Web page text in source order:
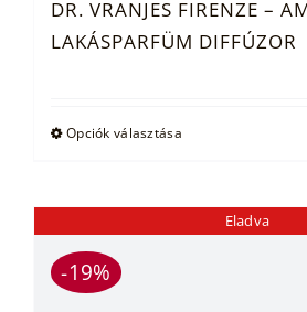
DR. VRANJES FIRENZE –
LAKÁSPARFÜM DIFFÚZOR
Opciók választásaEnnek
többEladva
-19%